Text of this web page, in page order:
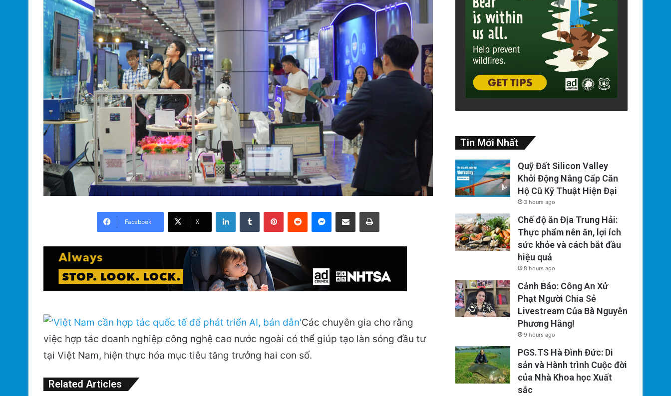
Facebook X
LinkedInTumblr PinterestReddit Messenger
Share via Email Print
Các chuyên gia cho rằng
việc hợp tác doanh nghiệp công nghệ cao nước ngoài có thể giúp tạo làn sóng đầu tư
tại Việt Nam, hiện thực hóa mục tiêu tăng trưởng hai con số.
Related Articles
Tin Mới Nhất
Quỹ Đất Silicon Valley
Khởi Động Nâng Cấp Căn
Hộ Cũ Kỹ Thuật Hiện Đại
3 hours ago
Chế độ ăn Địa Trung Hải:
Thực phẩm nên ăn, lợi ích
sức khỏe và cách bắt đầu
hiệu quả
8 hours ago
Cảnh Báo: Công An Xử
Phạt Người Chia Sẻ
Livestream Của Bà Nguyễn
Phương Hằng!
9 hours ago
PGS.TS Hà Đình Đức: Di
sản và Hành trình Cuộc đời
của Nhà Khoa học Xuất
sắc